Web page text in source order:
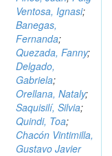
Ventosa, Ignasi;
Banegas,
Fernanda;
Quezada, Fanny;
Delgado,
Gabriela;
Orellana, Nataly;
Saquisilí, Silvia;
Quindi, Toa;
Chacón Vintimilla,
Gustavo Javier